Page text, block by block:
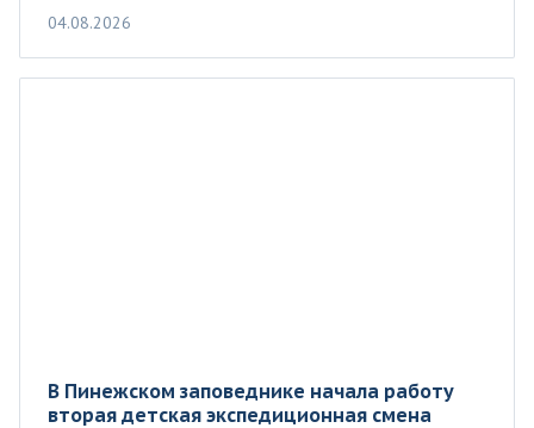
04.08.2026
В Пинежском заповеднике начала работу
вторая детская экспедиционная смена